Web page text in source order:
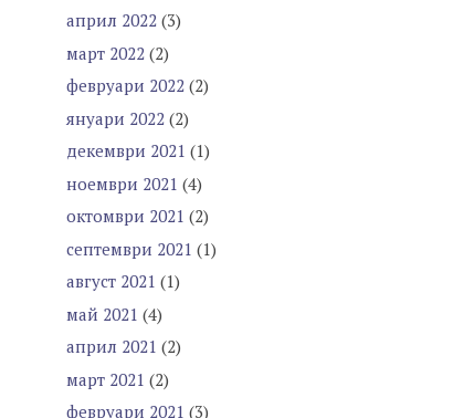
април 2022 (3)
март 2022 (2)
февруари 2022 (2)
януари 2022 (2)
декември 2021 (1)
ноември 2021 (4)
октомври 2021 (2)
септември 2021 (1)
август 2021 (1)
май 2021 (4)
април 2021 (2)
март 2021 (2)
февруари 2021 (3)